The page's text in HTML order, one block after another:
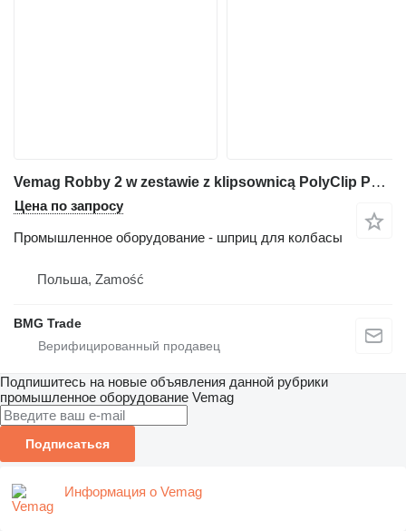
Vemag Robby 2 w zestawie z klipsownicą PolyClip PDC7
Цена по запросу
Промышленное оборудование - шприц для колбасы
Польша, Zamość
BMG Trade
Подпишитесь на новые объявления данной рубрики
промышленное оборудование Vemag
Подписаться
Информация о Vemag